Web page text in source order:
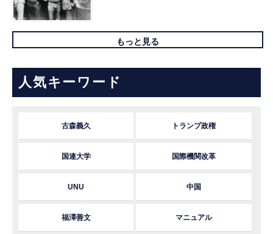
もっと見る
人気キーワード
古森義久 トランプ政権
国連大学 国際機関改革
UNU 中国
福澤善文 マニュアル